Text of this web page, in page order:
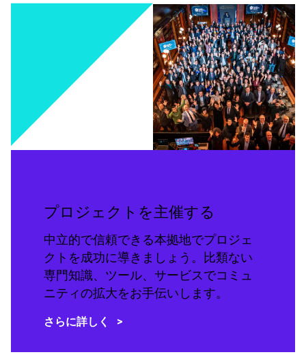
プロジェクトを主催する
中立的で信頼できる本拠地でプロジェ
クトを成功に導きましょう。比類ない
専門知識、ツール、サービスでコミュ
ニティの拡大をお手伝いします。
さらに詳しく